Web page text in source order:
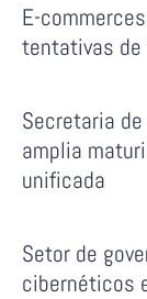
E-
tentativas de
Secretaria
amplia
unificada
Setor de
cibernéticos